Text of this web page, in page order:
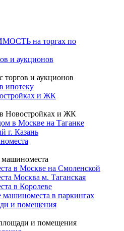
на торгах по
и аукционов
торгов и аукционов
ипотеку
и ЖК
Новостройках и ЖК
в Москве на Таганке
г. Казань
в Москве на Смоленской
Москва м. Таганская
в Королеве
машиноместа в паркингах
и помещения
и помещения